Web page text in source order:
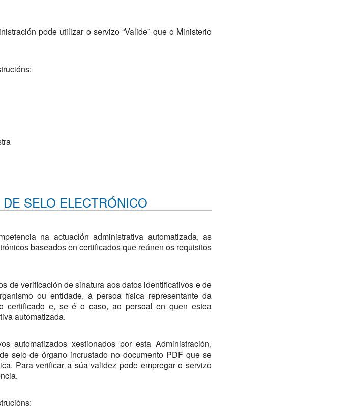
pode utilizar o servizo “Valide” que o Ministerio
DE SELO ELECTRÓNICO
na actuación administrativa automatizada, as
baseados en certificados que reúnen os requisitos
de verificación de sinatura aos datos identificativos e de
ou entidade, á persoa física representante da
certificado e, se é o caso, ao persoal en quen estea
automatizada.
automatizados xestionados por esta Administración,
selo de órgano incrustado no documento PDF que se
Para verificar a súa validez pode empregar o servizo